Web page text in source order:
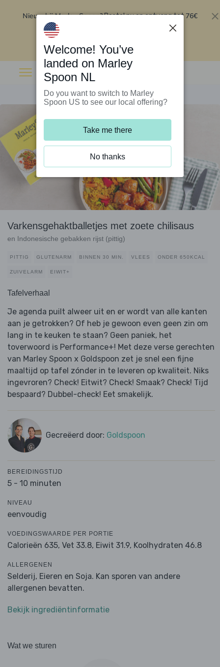
Nieuw bij Marley Spoon?Bestel nu en ontvang tot 76€
Varkensgehaktballetjes met zoete chilisaus
en Indonesische gebakken rijst (pittig)
PITTIG GLUTENARM BINNEN 30 MIN. VLEES ONDER 650KCAL
ZUIVELARM EIWIT+
Tafelverhaal
Je agenda puilt alweer uit en er wordt van alle kanten
aan je getrokken? Of heb je gewoon even geen zin om
lang in te keuken te staan? Geen paniek, het
toverwoord is Performance+! Met deze verse gerechten
van Marley Spoon x Goldspoon zet je snel een fijne
maaltijd op tafel zónder in te leveren op kwaliteit. Niks
ingevroren? Check! Eitwit? Check! Smaak? Check! Tijd
bespaard? Dubbel-check! Eet smakelijk.
Gecreëerd door: Goldspoon
BEREIDINGSTIJD
5 - 10 minuten
NIVEAU
eenvoudig
VOEDINGSWAARDE PER PORTIE
Calorieën 635, Vet 33.8, Eiwit 31.9, Koolhydraten 46.8
ALLERGENEN
Selderij, Eieren en Soja. Kan sporen van andere
allergenen bevatten.
Bekijk ingrediëntinformatie
Wat we sturen
Welcome! You’ve
landed on Marley
Spoon NL
Do you want to switch to Marley
Spoon US to see our local offering?
Take me there
No thanks